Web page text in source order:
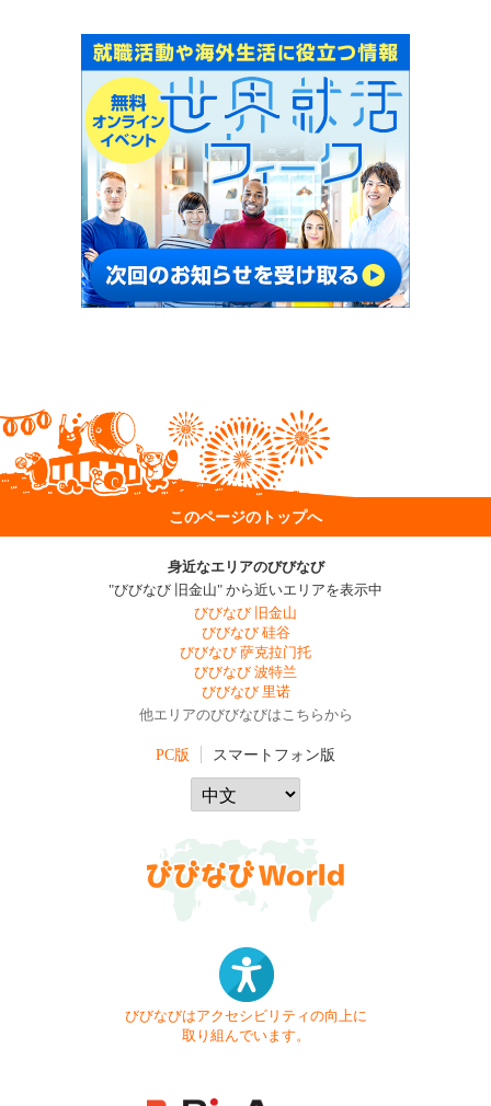
このページのトップへ
身近なエリアのびびなび
"びびなび 旧金山" から近いエリアを表示中
びびなび 旧金山
びびなび 硅谷
びびなび 萨克拉门托
びびなび 波特兰
びびなび 里诺
他エリアのびびなびはこちらから
PC版 スマートフォン版
びびなびはアクセシビリティの向上に
取り組んでいます。